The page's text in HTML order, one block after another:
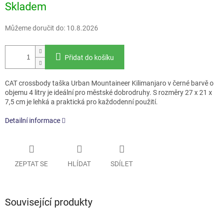
cena:
Skladem
Můžeme doručit do: 10.8.2026
Přidat do košíku
CAT crossbody taška Urban Mountaineer Kilimanjaro v černé barvě o
objemu 4 litry je ideální pro městské dobrodruhy. S rozměry 27 x 21 x
7,5 cm je lehká a praktická pro každodenní použití.
Detailní informace
ZEPTAT SE HLÍDAT SDÍLET
Související produkty